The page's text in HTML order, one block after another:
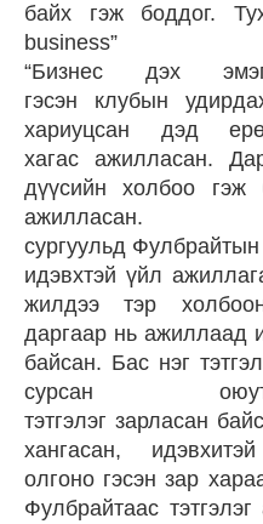
байх гэж боддог.
“Бизнес дэх
гэсэн клубын
хариуцсан дэд
хагас ажилласан.
дүүсийн холбоо
ажилласан.
сургуульд
идэвхтэй үйл
жилдээ тэр
даргаар нь ажиллаад
байсан. Бас нэг
сурсан
тэтгэлэг зарласан
хангасан,
олгоно гэсэн зар
Фулбрайтаас